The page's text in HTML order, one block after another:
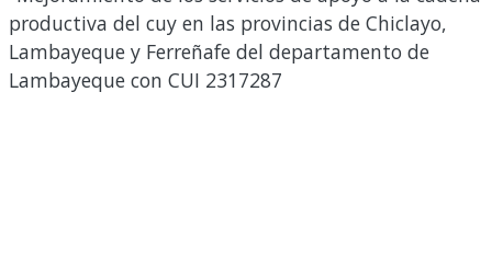
productiva del cuy en las provincias de Chiclayo,
Lambayeque y Ferreñafe del departamento de
Lambayeque con CUI 2317287